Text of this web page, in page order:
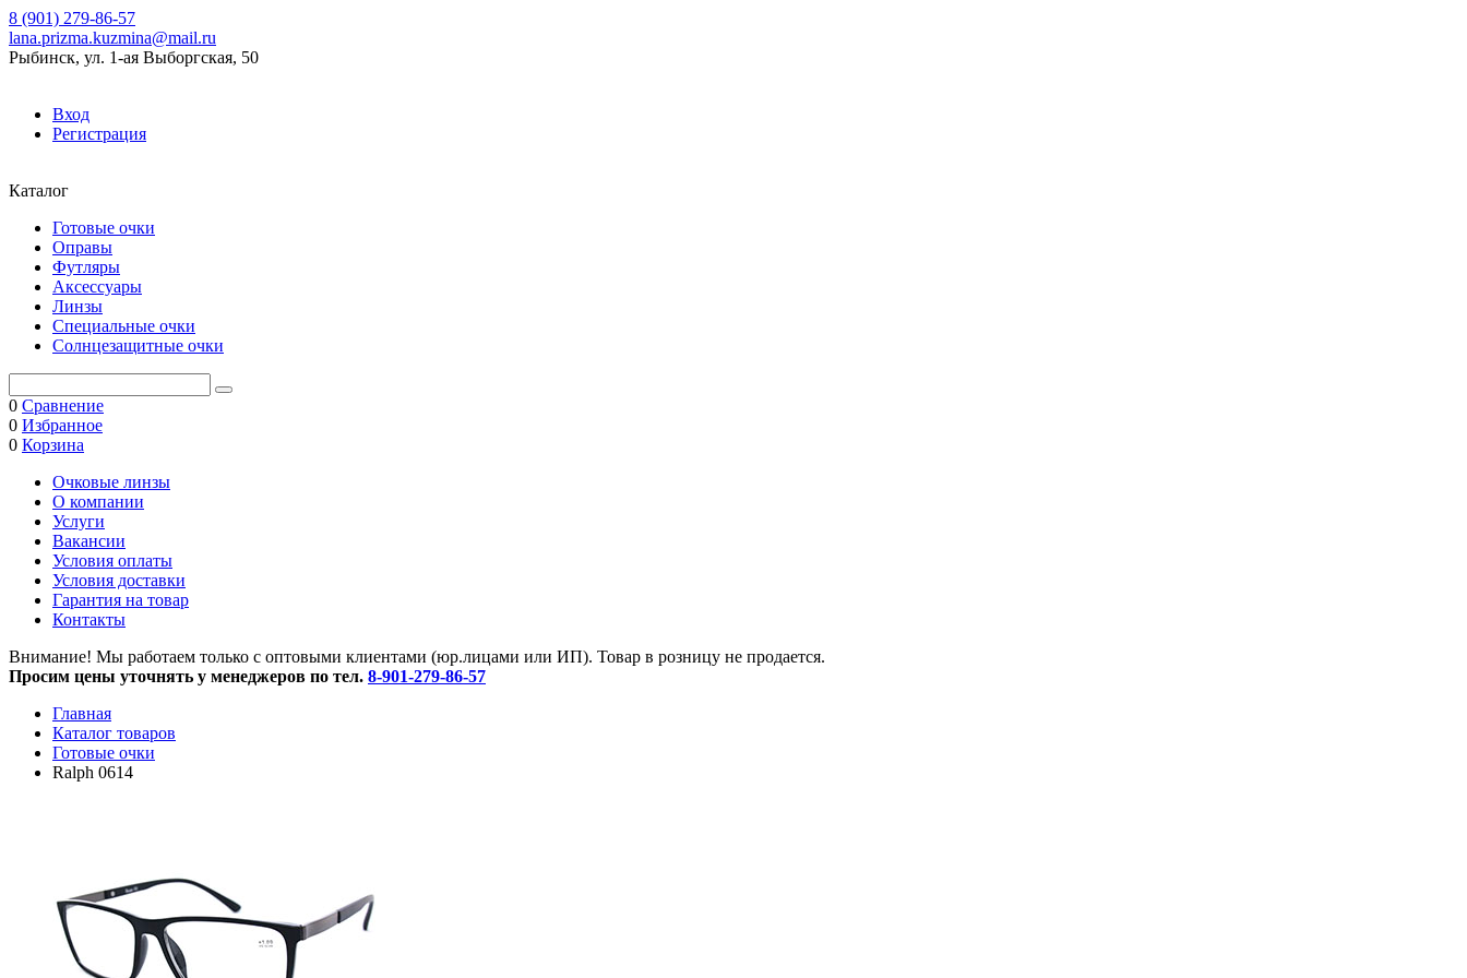
8 (901) 279-86-57
lana.prizma.kuzmina@mail.ru
Рыбинск, ул. 1-ая Выборгская, 50
Вход
Регистрация
Каталог
Готовые очки
Оправы
Футляры
Аксессуары
Линзы
Специальные очки
Солнцезащитные очки
0 Сравнение
0 Избранное
0 Корзина
Очковые линзы
O компании
Услуги
Вакансии
Условия оплаты
Условия доставки
Гарантия на товар
Контакты
Внимание! Мы работаем только с оптовыми клиентами (юр.лицами или ИП). Товар в розницу не продается.
Просим цены уточнять у менеджеров по тел. 8-901-279-86-57
Главная
Каталог товаров
Готовые очки
Ralph 0614